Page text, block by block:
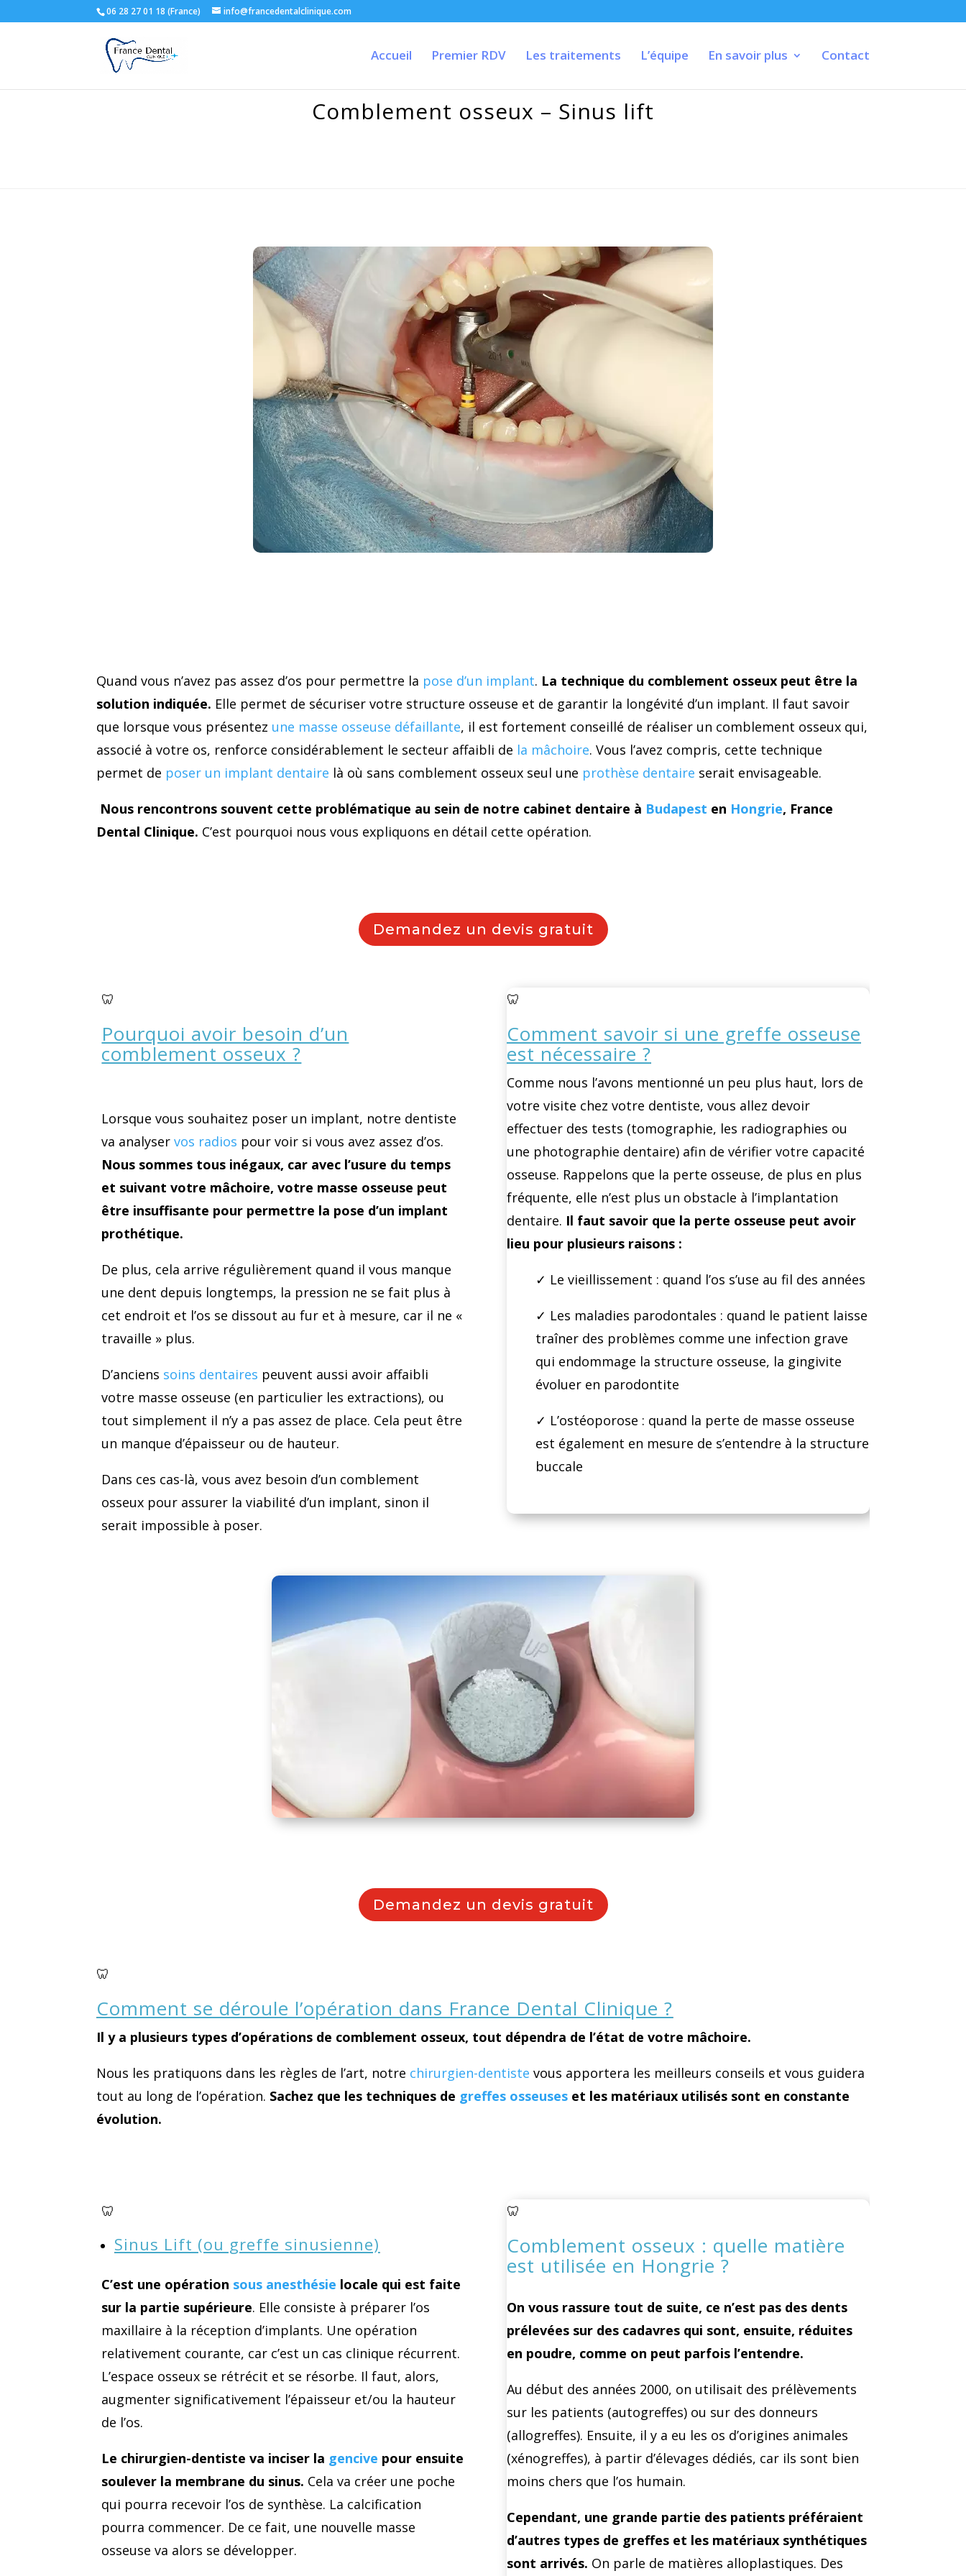
06 28 27 01 18 (France) info@francedentalclinique.com
Accueil Premier RDV Les traitements L’équipe En savoir plus Contact
Comblement osseux – Sinus lift
Quand vous n’avez pas assez d’os pour permettre la pose d’un implant. La technique du comblement osseux peut être la
solution indiquée. Elle permet de sécuriser votre structure osseuse et de garantir la longévité d’un implant. Il faut savoir
que lorsque vous présentez une masse osseuse défaillante, il est fortement conseillé de réaliser un comblement osseux qui,
associé à votre os, renforce considérablement le secteur affaibli de la mâchoire. Vous l’avez compris, cette technique
permet de poser un implant dentaire là où sans comblement osseux seul une prothèse dentaire serait envisageable.
Nous rencontrons souvent cette problématique au sein de notre cabinet dentaire à Budapest en Hongrie, France
Dental Clinique. C’est pourquoi nous vous expliquons en détail cette opération.
Demandez un devis gratuit
🦷
Pourquoi avoir besoin d’un
comblement osseux ?
Lorsque vous souhaitez poser un implant, notre dentiste
va analyservos radios pour voir si vous avez assez d’os.
Nous sommes tous inégaux, car avec l’usure du temps
et suivant votre mâchoire, votre masse osseuse peut
être insuffisante pour permettre la pose d’un implant
prothétique.
De plus, cela arrive régulièrement quand il vous manque
une dent depuis longtemps, la pression ne se fait plus à
cet endroit et l’os se dissout au fur et à mesure, car il ne «
travaille » plus.
D’anciens soins dentaires peuvent aussi avoir affaibli
votre masse osseuse (en particulier les extractions), ou
tout simplement il n’y a pas assez de place. Cela peut être
un manque d’épaisseur ou de hauteur.
Dans ces cas-là, vous avez besoin d’un comblement
osseux pour assurer la viabilité d’un implant, sinon il
serait impossible à poser.
🦷
Comment savoir si une greffe osseuse
est nécessaire ?
Comme nous l’avons mentionné un peu plus haut, lors de
votre visite chez votre dentiste, vous allez devoir
effectuer des tests (tomographie, les radiographies ou
une photographie dentaire) afin de vérifier votre capacité
osseuse. Rappelons que la perte osseuse, de plus en plus
fréquente, elle n’est plus un obstacle à l’implantation
dentaire. Il faut savoir que la perte osseuse peut avoir
lieu pour plusieurs raisons :
✓ Le vieillissement : quand l’os s’use au fil des années
✓ Les maladies parodontales : quand le patient laisse
traîner des problèmes comme une infection grave
qui endommage la structure osseuse, la gingivite
évoluer en parodontite
✓ L’ostéoporose : quand la perte de masse osseuse
est également en mesure de s’entendre à la structure
buccale
Demandez un devis gratuit
🦷
Comment se déroule l’opération dans France Dental Clinique ?
Il y a plusieurs types d’opérations de comblement osseux, tout dépendra de l’état de votre mâchoire.
Nous les pratiquons dans les règles de l’art, notre chirurgien-dentiste vous apportera les meilleurs conseils et vous guidera
tout au long de l’opération. Sachez que les techniques de greffes osseuses et les matériaux utilisés sont en constante
évolution.
🦷
Sinus Lift (ou greffe sinusienne)
C’est une opération sous anesthésie locale qui est faite
sur la partie supérieure. Elle consiste à préparer l’os
maxillaire à la réception d’implants. Une opération
relativement courante, car c’est un cas clinique récurrent.
L’espace osseux se rétrécit et se résorbe. Il faut, alors,
augmenter significativement l’épaisseur et/ou la hauteur
de l’os.
Le chirurgien-dentiste va inciser la gencive pour ensuite
soulever la membrane du sinus. Cela va créer une poche
qui pourra recevoir l’os de synthèse. La calcification
pourra commencer. De ce fait, une nouvelle masse
osseuse va alors se développer.
🦷
Comblement osseux : quelle matière
est utilisée en Hongrie ?
On vous rassure tout de suite, ce n’est pas des dents
prélevées sur des cadavres qui sont, ensuite, réduites
en poudre, comme on peut parfois l’entendre.
Au début des années 2000, on utilisait des prélèvements
sur les patients (autogreffes) ou sur des donneurs
(allogreffes). Ensuite, il y a eu les os d’origines animales
(xénogreffes), à partir d’élevages dédiés, car ils sont bien
moins chers que l’os humain.
Cependant, une grande partie des patients préféraient
d’autres types de greffes et les matériaux synthétiques
sont arrivés. On parle de matières alloplastiques. Des